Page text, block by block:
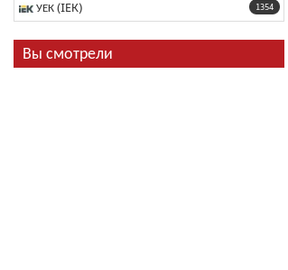
1354
УЕК (IEK)
Вы смотрели